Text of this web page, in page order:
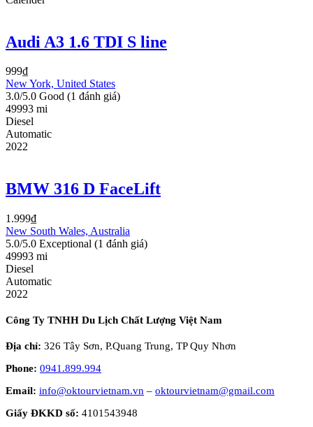
Audi A3 1.6 TDI S line
999₫
New York, United States
3.0/5.0 Good (1 đánh giá)
49993 mi
Diesel
Automatic
2022
BMW 316 D FaceLift
1.999₫
New South Wales, Australia
5.0/5.0 Exceptional (1 đánh giá)
49993 mi
Diesel
Automatic
2022
Công Ty TNHH Du Lịch Chất Lượng Việt Nam
Địa chỉ: 326 Tây Sơn, P.Quang Trung, TP Quy Nhơn
Phone: 0941.899.994
Email: info@oktourvietnam.vn – oktourvietnam@gmail.com
Giấy ĐKKD số: 4101543948